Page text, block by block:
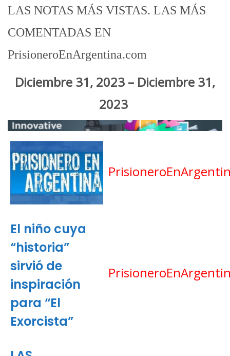
LAS NOTAS MÁS VISTAS. LAS MÁS
COMENTADAS EN
PrisioneroEnArgentina.com
Diciembre 31, 2023 – Diciembre 31,
2023
El niño cuya
“historia”
sirvió de
inspiración
para “El
Exorcista”